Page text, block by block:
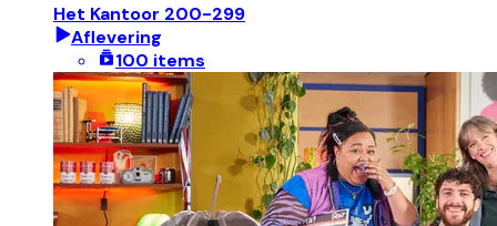
Het Kantoor 200-299
Aflevering
100 items